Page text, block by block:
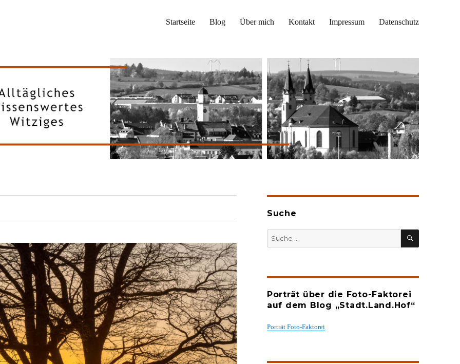
Startseite Blog Über mich Kontakt Impressum Datenschutz
Suche
SUCHEN
Porträt über die Foto-Faktorei
auf dem Blog „Stadt.Land.Hof“
Porträt Foto-Faktorei